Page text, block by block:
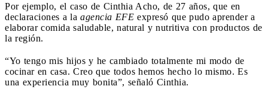
Por ejemplo, el caso de Cinthia Acho, de 27 años, que en
declaraciones a la agencia EFE expresó que pudo aprender a
elaborar comida saludable, natural y nutritiva con productos de
la región.
“Yo tengo mis hijos y he cambiado totalmente mi modo de
cocinar en casa. Creo que todos hemos hecho lo mismo. Es
una experiencia muy bonita”, señaló Cinthia.